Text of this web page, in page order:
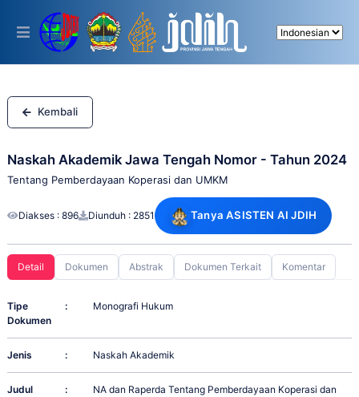
This
includes
accessibility
system.
Kembali
Naskah Akademik Jawa Tengah Nomor - Tahun 2024
Tentang Pemberdayaan Koperasi dan UMKM
Diakses : 896 Diunduh : 2851 Tanya ASISTEN AI JDIH
Detail Dokumen Abstrak Dokumen Terkait Komentar
Tipe
Dokumen
: Monografi Hukum
Jenis : Naskah Akademik
Judul :
NA dan Raperda Tentang Pemberdayaan Koperasi dan